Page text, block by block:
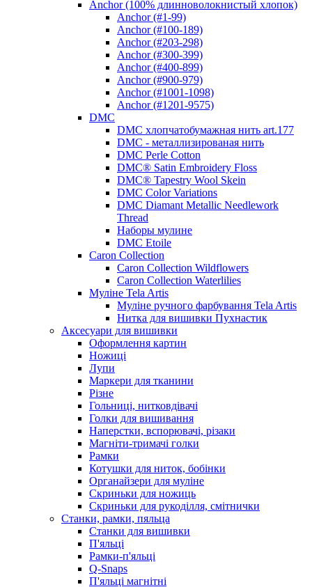
Anchor (100% длинноволокнистый хлопок)
Anchor (#1-99)
Anchor (#100-189)
Anchor (#203-298)
Anchor (#300-399)
Anchor (#400-899)
Anchor (#900-979)
Anchor (#1001-1098)
Anchor (#1201-9575)
DMC
DMC хлопчатобумажная нить art.177
DMC - металлизированая нить
DMC Perle Cotton
DMC® Satin Embroidery Floss
DMC® Tapestry Wool Skein
DMC Color Variations
DMC Diamant Metallic Needlework
Thread
Наборы мулине
DMC Etoile
Caron Collection
Caron Collection Wildflowers
Caron Collection Waterlilies
Муліне Tela Artis
Муліне ручного фарбування Tela Artis
Нитка для вишивки Пухнастик
Аксесуари для вишивки
Оформлення картин
Ножиці
Лупи
Маркери для тканини
Різне
Гольниці, нитковдівачі
Голки для вишивання
Наперстки, вспорювачі, різаки
Магніти-тримачі голки
Рамки
Котушки для ниток, бобінки
Органайзери для муліне
Скриньки для ножиць
Скриньки для рукоділля, смітнички
Станки, рамки, пяльца
Станки для вишивки
П'яльці
Рамки-п'яльці
Q-Snaps
П'яльці магнітні